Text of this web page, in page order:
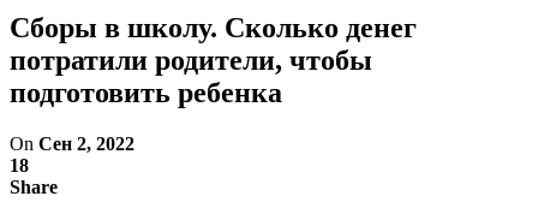
Сборы в школу. Сколько денег
потратили родители, чтобы
подготовить ребенка
On Сен 2, 2022
18
Share